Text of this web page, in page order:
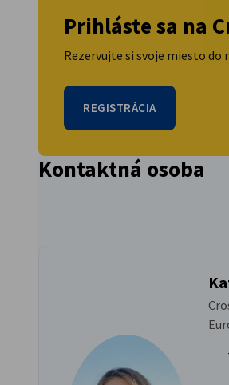
Prihláste sa na
Rezervujte si svoje miesto do
REGISTRÁCIA
Kontaktná osoba